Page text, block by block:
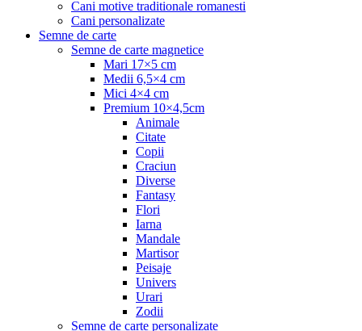
Cani motive traditionale romanesti
Cani personalizate
Semne de carte
Semne de carte magnetice
Mari 17×5 cm
Medii 6,5×4 cm
Mici 4×4 cm
Premium 10×4,5cm
Animale
Citate
Copii
Craciun
Diverse
Fantasy
Flori
Iarna
Mandale
Martisor
Peisaje
Univers
Urari
Zodii
Semne de carte personalizate